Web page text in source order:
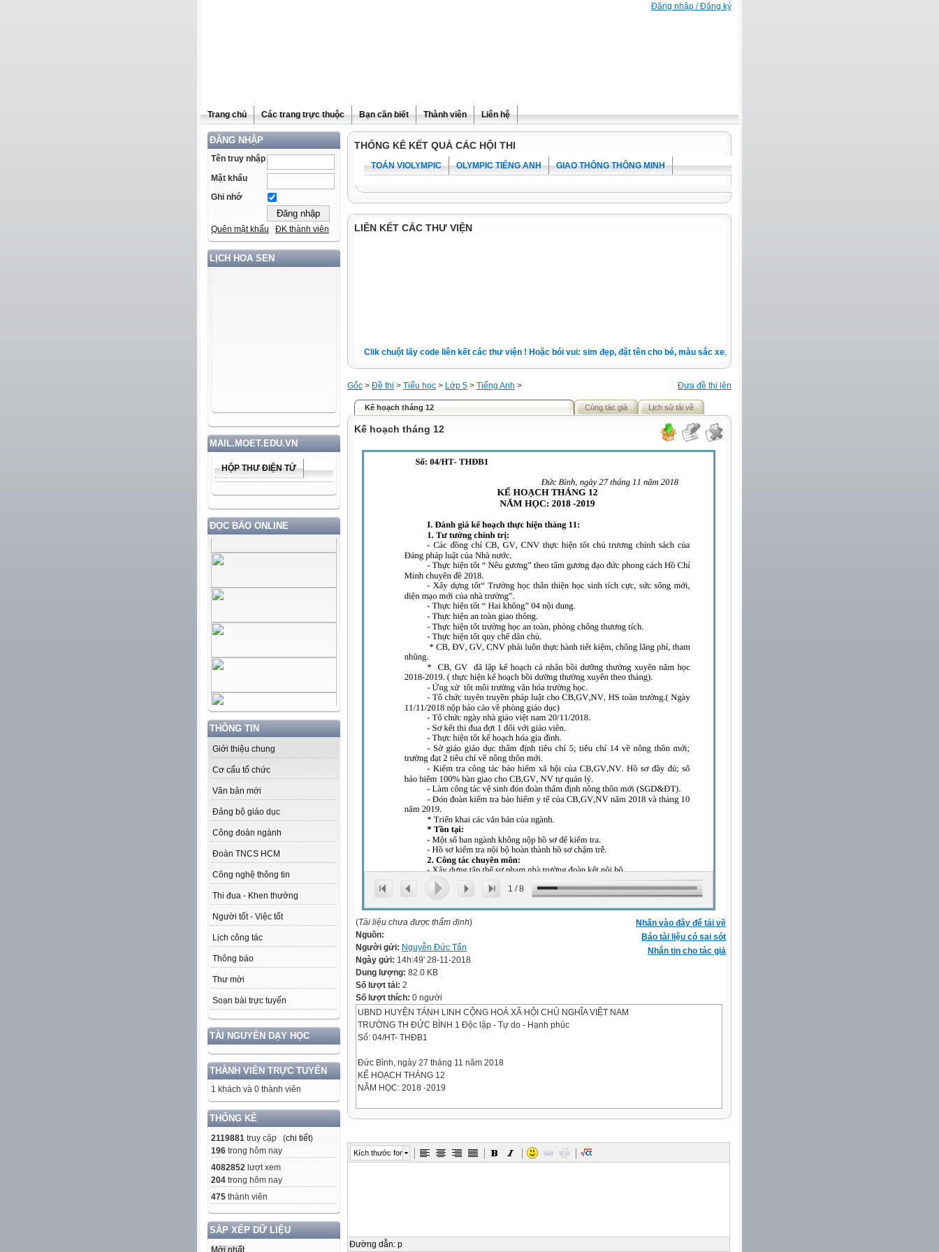
Đăng nhập / Đăng ký
Trang chủ Các trang trực thuộc Bạn cần biết Thành viên Liên hệ
ĐĂNG NHẬP
Tên truy nhập
Mật khẩu
Ghi nhớ
Quên mật khẩu ĐK thành viên
LỊCH HOA SEN
MAIL.MOET.EDU.VN
HỘP THƯ ĐIỆN TỬ
ĐỌC BÁO ONLINE
THÔNG TIN
Giới thiệu chung
Cơ cấu tổ chức
Văn bản mới
Đảng bộ giáo dục
Công đoàn ngành
Đoàn TNCS HCM
Công nghệ thông tin
Thi đua - Khen thưởng
Người tốt - Việc tốt
Lịch công tác
Thông báo
Thư mời
Soạn bài trực tuyến
TÀI NGUYÊN DẠY HỌC
THÀNH VIÊN TRỰC TUYẾN
1 khách và 0 thành viên
THỐNG KÊ
2119881 truy cập (chi tiết)
196 trong hôm nay
4082852 lượt xem
204 trong hôm nay
475 thành viên
SẮP XẾP DỮ LIỆU
Mới nhất
THỐNG KÊ KẾT QUẢ CÁC HỘI THI
TOÁN VIOLYMPIC OLYMPIC TIẾNG ANH GIAO THÔNG THÔNG MINH
LIÊN KẾT CÁC THƯ VIỆN
Clik chuột lấy code liên kết các thư viện ! Hoặc bói vui: sim đẹp, đặt tên cho bé, màu sắc xe, nốt ruồi, xem tuổi.v.v.v )
Đưa đề thi lên
Gốc > Đề thi > Tiểu học > Lớp 5 > Tiếng Anh >
Kế hoạch tháng 12 Cùng tác giả Lịch sử tải về
Kế hoạch tháng 12
1 /8
Nhấn vào đây để tải về
Báo tài liệu có sai sót
Nhắn tin cho tác giả
(Tài liệu chưa được thẩm định)
Nguồn:
Người gửi: Nguyễn Đức Tấn
Ngày gửi: 14h:49' 28-11-2018
Dung lượng: 82.0 KB
Số lượt tải: 2
Số lượt thích: 0 người
UBND HUYỆN TÁNH LINH CỘNG HOÀ XÃ HỘI CHỦ NGHĨA VIỆT NAM
TRƯỜNG TH ĐỨC BÌNH 1 Độc lập - Tự do - Hạnh phúc
Số: 04/HT- THĐB1
Đức Bình, ngày 27 tháng 11 năm 2018
KẾ HOẠCH THÁNG 12
NĂM HỌC: 2018 -2019
nước.
- Thực hiện tốt “ Nêu gương” theo tấm gương đạo đức phong cách Hồ Chí Minh chuyên đề
- Thực hiện tốt trường học an toàn, phòng chống thương tích.
Kích thước font
Đường dẫn: p